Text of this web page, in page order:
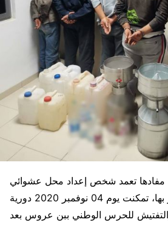
مفادها تعمد شخص إعداد محل عشوائي
لصنع الخمور والإتجار بها، تمكنت يوم 04 نوفمبر 2020 دورية
والتفتيش للحرس الوطني ببن عروس بعد